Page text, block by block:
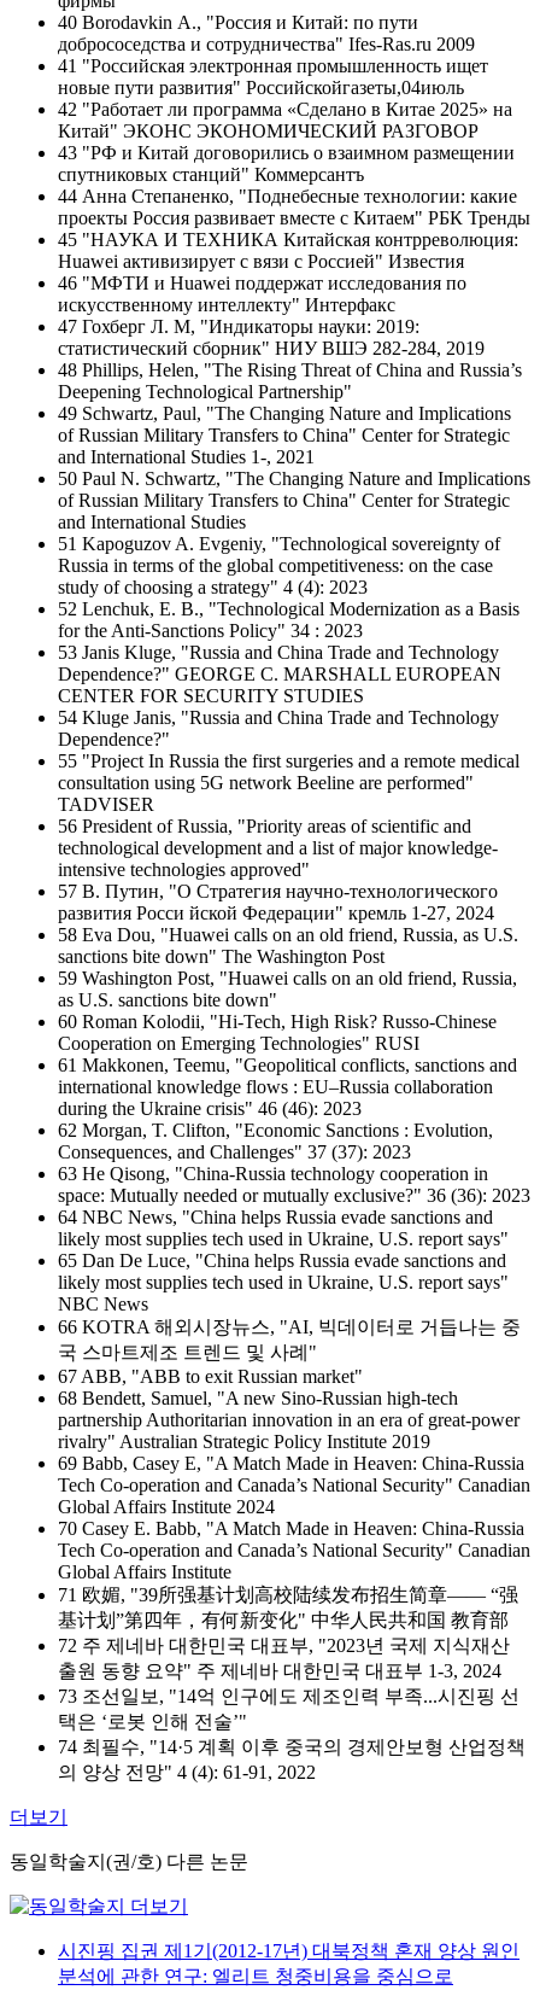
40 Borodavkin А., "Россия и Китай: по пути
добрососедства и сотрудничества" Ifes-Ras.ru 2009
41 "Российская электронная промышленность ищет
новые пути развития" Российскойгазеты,04июль
42 "Работает ли программа «Сделано в Китае 2025» на
Китай" ЭКОНС ЭКОНОМИЧЕСКИЙ РАЗГОВОР
43 "РФ и Китай договорились о взаимном размещении
спутниковых станций" Коммерсантъ
44 Анна Степаненко, "Поднебесные технологии: какие
проекты Россия развивает вместе с Китаем" РБК Тренды
45 "НАУКА И ТЕХНИКА Китайская контрреволюция:
Huawei активизирует с вязи с Россией" Известия
46 "МФТИ и Huawei поддержат исследования по
искусственному интеллекту" Интерфакс
47 Гохберг Л. М, "Индикаторы науки: 2019:
статистический сборник" НИУ ВШЭ 282-284, 2019
48 Phillips, Helen, "The Rising Threat of China and Russia’s
Deepening Technological Partnership"
49 Schwartz, Paul, "The Changing Nature and Implications
of Russian Military Transfers to China" Center for Strategic
and International Studies 1-, 2021
50 Paul N. Schwartz, "The Changing Nature and Implications
of Russian Military Transfers to China" Center for Strategic
and International Studies
51 Kapoguzov A. Evgeniy, "Technological sovereignty of
Russia in terms of the global competitiveness: on the case
study of choosing a strategy" 4 (4): 2023
52 Lenchuk, E. B., "Technological Modernization as a Basis
for the Anti-Sanctions Policy" 34 : 2023
53 Janis Kluge, "Russia and China Trade and Technology
Dependence?" GEORGE C. MARSHALL EUROPEAN
CENTER FOR SECURITY STUDIES
54 Kluge Janis, "Russia and China Trade and Technology
Dependence?"
55 "Project In Russia the first surgeries and a remote medical
consultation using 5G network Beeline are performed"
TADVISER
56 President of Russia, "Priority areas of scientific and
technological development and a list of major knowledge-
intensive technologies approved"
57 B. Путин, "O Стратегия научно-технологического
развития Росси йской Федерации" кремль 1-27, 2024
58 Eva Dou, "Huawei calls on an old friend, Russia, as U.S.
sanctions bite down" The Washington Post
59 Washington Post, "Huawei calls on an old friend, Russia,
as U.S. sanctions bite down"
60 Roman Kolodii, "Hi-Tech, High Risk? Russo-Chinese
Cooperation on Emerging Technologies" RUSI
61 Makkonen, Teemu, "Geopolitical conflicts, sanctions and
international knowledge flows : EU–Russia collaboration
during the Ukraine crisis" 46 (46): 2023
62 Morgan, T. Clifton, "Economic Sanctions : Evolution,
Consequences, and Challenges" 37 (37): 2023
63 He Qisong, "China-Russia technology cooperation in
space: Mutually needed or mutually exclusive?" 36 (36): 2023
64 NBC News, "China helps Russia evade sanctions and
likely most supplies tech used in Ukraine, U.S. report says"
65 Dan De Luce, "China helps Russia evade sanctions and
likely most supplies tech used in Ukraine, U.S. report says"
NBC News
66 KOTRA 해외시장뉴스, "AI, 빅데이터로 거듭나는 중
국 스마트제조 트렌드 및 사례"
67 ABB, "ABB to exit Russian market"
68 Bendett, Samuel, "A new Sino-Russian high-tech
partnership Authoritarian innovation in an era of great-power
rivalry" Australian Strategic Policy Institute 2019
69 Babb, Casey E, "A Match Made in Heaven: China-Russia
Tech Co-operation and Canada’s National Security" Canadian
Global Affairs Institute 2024
70 Casey E. Babb, "A Match Made in Heaven: China-Russia
Tech Co-operation and Canada’s National Security" Canadian
Global Affairs Institute
71 欧媚, "39所强基计划高校陆续发布招生简章—— “强
基计划”第四年，有何新变化" 中华人民共和国 教育部
72 주 제네바 대한민국 대표부, "2023년 국제 지식재산
출원 동향 요약" 주 제네바 대한민국 대표부 1-3, 2024
73 조선일보, "14억 인구에도 제조인력 부족...시진핑 선
택은 ‘로봇 인해 전술’"
74 최필수, "14·5 계획 이후 중국의 경제안보형 산업정책
의 양상 전망" 4 (4): 61-91, 2022
더보기
동일학술지(권/호) 다른 논문
시진핑 집권 제1기(2012-17년) 대북정책 혼재 양상 원인
분석에 관한 연구: 엘리트 청중비용을 중심으로